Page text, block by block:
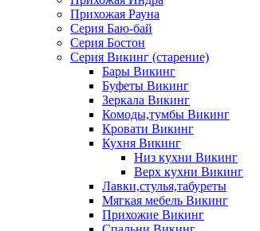
Прихожая Рауна
Серия Баю-бай
Серия Бостон
Серия Викинг (старение)
Бары Викинг
Буфеты Викинг
Зеркала Викинг
Комоды,тумбы Викинг
Кровати Викинг
Кухня Викинг
Низ кухни Викинг
Верх кухни Викинг
Лавки,стулья,табуреты
Мягкая мебель Викинг
Прихожие Викинг